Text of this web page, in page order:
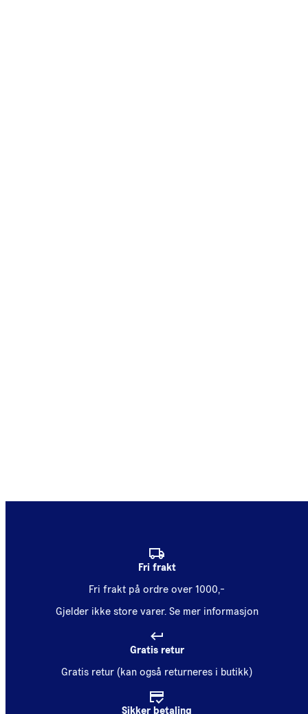
Fri frakt
Fri frakt på ordre over 1000,-
Gjelder ikke store varer. Se mer informasjon
Gratis retur
Gratis retur (kan også returneres i butikk)
Sikker betaling